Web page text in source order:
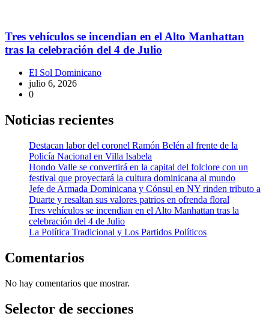
Tres vehículos se incendian en el Alto Manhattan
tras la celebración del 4 de Julio
El Sol Dominicano
julio 6, 2026
0
Noticias recientes
Destacan labor del coronel Ramón Belén al frente de la
Policía Nacional en Villa Isabela
Hondo Valle se convertirá en la capital del folclore con un
festival que proyectará la cultura dominicana al mundo
Jefe de Armada Dominicana y Cónsul en NY rinden tributo a
Duarte y resaltan sus valores patrios en ofrenda floral
Tres vehículos se incendian en el Alto Manhattan tras la
celebración del 4 de Julio
La Política Tradicional y Los Partidos Políticos
Comentarios
No hay comentarios que mostrar.
Selector de secciones